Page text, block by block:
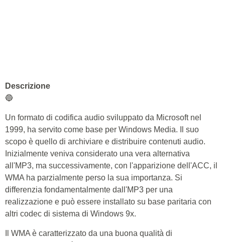
Descrizione
🔵
Un formato di codifica audio sviluppato da Microsoft nel
1999, ha servito come base per Windows Media. Il suo
scopo è quello di archiviare e distribuire contenuti audio.
Inizialmente veniva considerato una vera alternativa
all'MP3, ma successivamente, con l'apparizione dell'ACC, il
WMA ha parzialmente perso la sua importanza. Si
differenzia fondamentalmente dall'MP3 per una
realizzazione e può essere installato su base paritaria con
altri codec di sistema di Windows 9x.
Il WMA è caratterizzato da una buona qualità di